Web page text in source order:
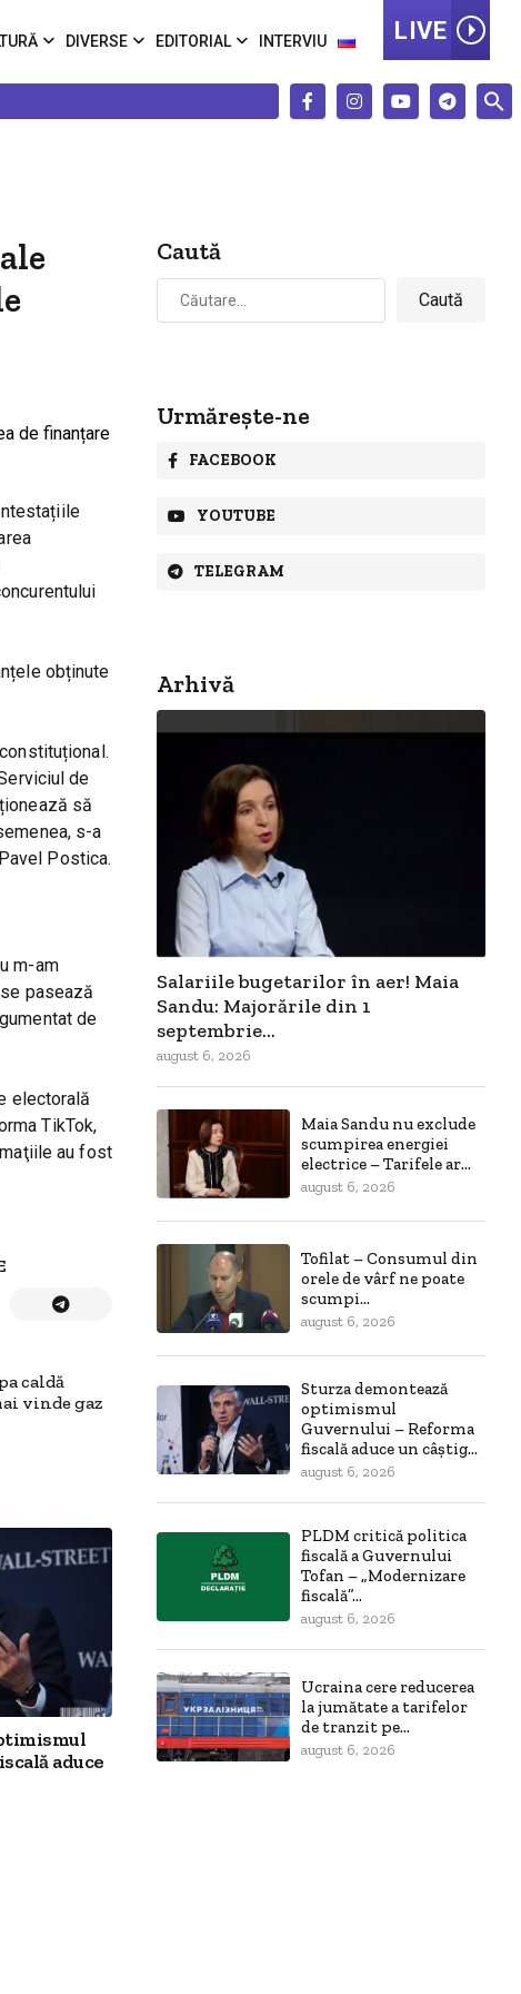
DIVERSE EDITORIAL INTERVIU LIVE
obținute
de
să
s-a
Postica.
m-am
pasează
de
electorală
TikTok,
au fost
caldă
vinde gaz
aduce
Caută
Caută
după:
Urmărește-ne
FACEBOOK
YOUTUBE
TELEGRAM
Arhivă
Salariile bugetarilor în aer! Maia
Sandu: Majorările din 1
septembrie...
august 6, 2026
Maia Sandu nu exclude
scumpirea energiei
electrice – Tarifele ar...
august 6, 2026
Tofilat – Consumul din
orele de vârf ne poate
scumpi...
august 6, 2026
Sturza demontează
optimismul
Guvernului – Reforma
fiscală aduce un câștig...
august 6, 2026
PLDM critică politica
fiscală a Guvernului
Tofan – „Modernizare
fiscală”...
august 6, 2026
Ucraina cere reducerea
la jumătate a tarifelor
de tranzit pe...
august 6, 2026